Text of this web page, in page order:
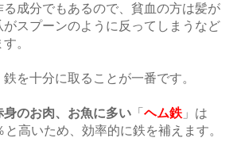
成分でもあるので、貧血の方は髪が
スプーンのように反ってしまうなど
。
を十分に取ることが一番です。
身のお肉、お魚に多い 「ヘム鉄 」は
高いため、効率的に鉄を補えます。